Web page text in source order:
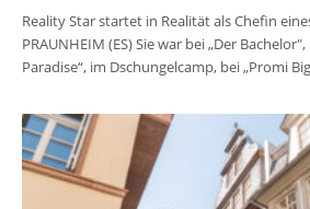
Reality Star startet in Realität als Chefin
PRAUNHEIM (ES) Sie war bei „Der
Paradise“, im Dschungelcamp, bei „Promi